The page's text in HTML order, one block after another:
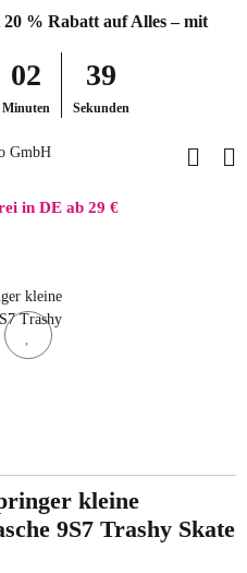
% Rabatt auf Alles – mit
02
Minuten
39
Sekunden
in DE ab 29 €
kleine
9S7 Trashy Skate